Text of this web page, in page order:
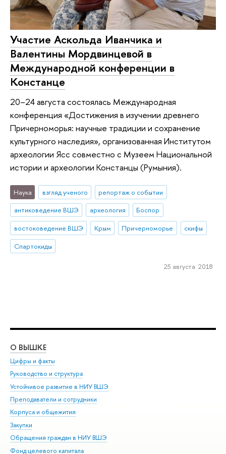
Участие Аскольда Иванчика и
Валентины Мордвинцевой в
Международной конференции в
Констанце
20–24 августа состоялась Международная
конференция «Достижения в изучении древнего
Причерноморья: научные традиции и сохранение
культурного наследия», организованная Институтом
археологии Ясс совместно с Музеем Национальной
истории и археологии Констанцы (Румыния).
Наука взгляд ученого
репортаж о событии
антиковедение ВШЭ
археология
Боспор
востоковедение ВШЭ
Крым Причерноморье
скифы
Спартокиды
25 августа 2018
О ВЫШКЕ
Цифры и факты
Руководство и структура
Устойчивое развитие в НИУ ВШЭ
Преподаватели и сотрудники
Корпуса и общежития
Закупки
Обращения граждан в НИУ ВШЭ
Фонд целевого капитала